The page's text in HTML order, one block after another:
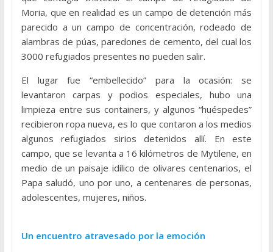
Moria, que en realidad es un campo de detención más
parecido a un campo de concentración, rodeado de
alambras de púas, paredones de cemento, del cual los
3000 refugiados presentes no pueden salir.
El lugar fue “embellecido” para la ocasión: se
levantaron carpas y podios especiales, hubo una
limpieza entre sus containers, y algunos “huéspedes”
recibieron ropa nueva, es lo que contaron a los medios
algunos refugiados sirios detenidos allí. En este
campo, que se levanta a 16 kilómetros de Mytilene, en
medio de un paisaje idílico de olivares centenarios, el
Papa saludó, uno por uno, a centenares de personas,
adolescentes, mujeres, niños.
Un encuentro atravesado por la emoción